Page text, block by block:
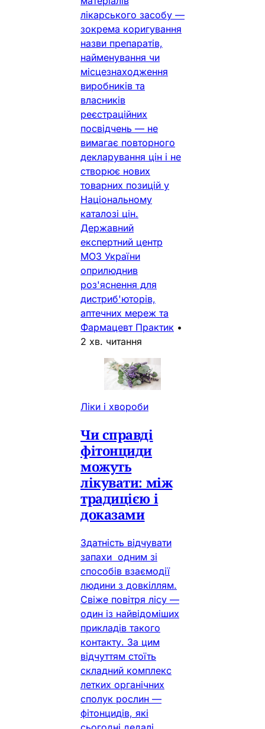
лікарського засобу —
зокрема коригування
назви препаратів,
найменування чи
місцезнаходження
виробників та
власників
реєстраційних
посвідчень — не
вимагає повторного
декларування цін і не
створює нових
товарних позицій у
Національному
каталозі цін.
Державний
експертний центр
МОЗ України
оприлюднив
роз'яснення для
дистриб'юторів,
аптечних мереж та
Фармацевт Практик •
2 хв. читання
Ліки і хвороби
Чи справді
фітонциди
можуть
лікувати: між
традицією і
доказами
Здатність відчувати
запахи одним зі
способів взаємодії
людини з довкіллям.
Свіже повітря лісу —
один із найвідоміших
прикладів такого
контакту. За цим
відчуттям стоїть
складний комплекс
летких органічних
сполук рослин —
фітонцидів, які